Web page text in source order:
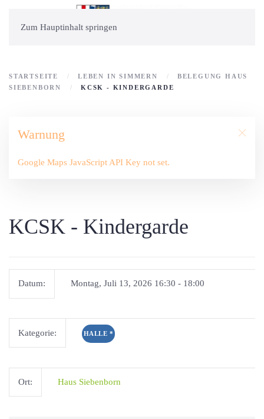
Zum Hauptinhalt springen
STARTSEITE LEBEN IN SIMMERN
BELEGUNG HAUS
SIEBENBORN
KCSK - KINDERGARDE
Warnung
Google Maps JavaScript API Key not set.
KCSK - Kindergarde
Datum: Montag, Juli 13, 2026 16:30 - 18:00
Kategorie: HALLE *
Ort: Haus Siebenborn